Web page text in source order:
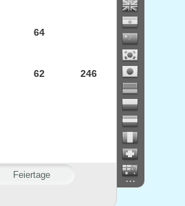
...
64
62 246
Feiertage